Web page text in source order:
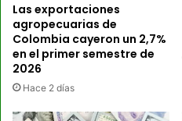
Las exportaciones
agropecuarias de
Colombia cayeron un 2,7%
en el primer semestre de
2026
Hace 2 días